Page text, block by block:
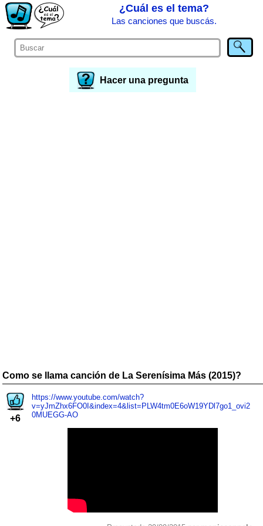
¿Cuál es el tema?
Las canciones que buscás.
Hacer una pregunta
Como se llama canción de La Serenísima Más (2015)?
+6
https://www.youtube.com/watch?
v=yJmZhx6FO0I&index=4&list=PLW4tm0E6oW19YDl7go1_ovi2
0MUEGG-AO